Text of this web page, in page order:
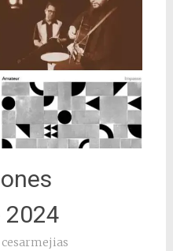
2024
cesarmejias